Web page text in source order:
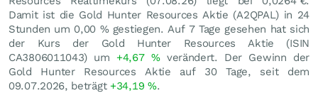
Damit ist die Gold Hunter Resources Aktie (A2QPAL) in 24
Stunden um 0,00 %gestiegen. Auf 7 Tage gesehen hat sich
der Kurs der Gold Hunter Resources Aktie (ISIN
CA3806011043) um +4,67 %verändert. Der Gewinn der
Gold Hunter Resources Aktie auf 30 Tage, seit dem
09.07.2026, beträgt +34,19 %.